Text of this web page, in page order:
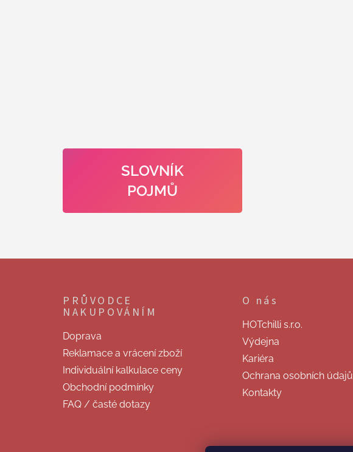
SLOVNÍK
POJMŮ
PRŮVODCE
NAKUPOVÁNÍM
Doprava
Reklamace a vrácení zboží
Individuální kalkulace ceny
Obchodní podmínky
FAQ / časté dotazy
O nás
HOTchilli s.r.o.
Výdejna
Kariéra
Ochrana osobních údajů
Kontakty